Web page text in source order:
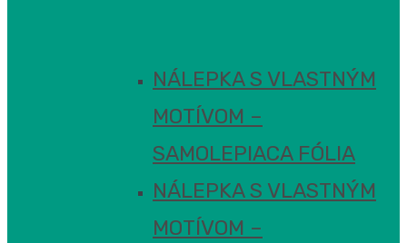
NÁLEPKA S VLASTNÝM
MOTÍVOM –
SAMOLEPIACA FÓLIA
NÁLEPKA S VLASTNÝM
MOTÍVOM –